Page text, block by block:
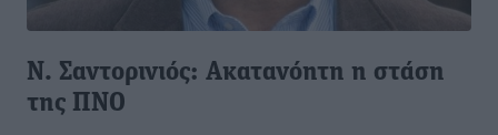
Ν. Σαντορινιός: Ακατανόητη η στάση
της ΠΝΟ